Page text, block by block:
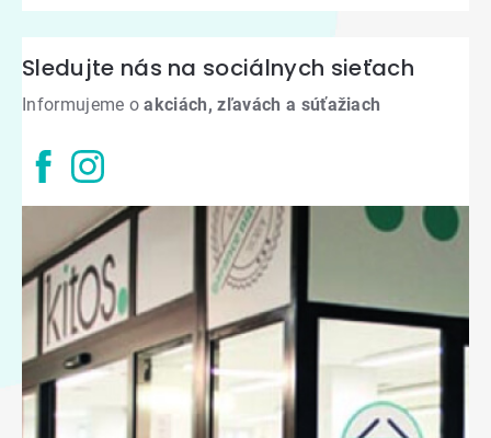
Sledujte nás na sociálnych sieťach
Informujeme oakciách, zľavách a súťažiach